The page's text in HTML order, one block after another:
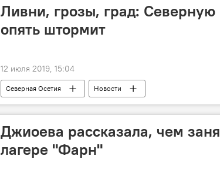
Ливни, грозы, град:
опять штормит
12 июля 2019, 15:04
Северная Осетия Новости
Джиоева рассказала, чем
лагере "Фарн"